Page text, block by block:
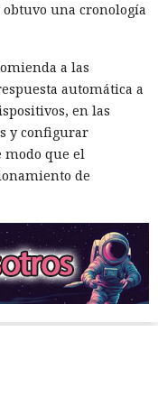
una cronología
a las
automática a
en las
y configurar
modo que el
de